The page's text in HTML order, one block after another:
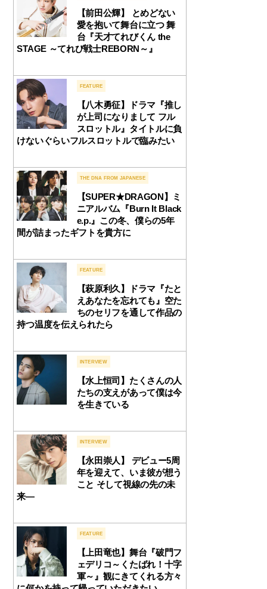
【前田公輝】 とめどない
愛を抱いて舞台に立つ 舞
台『天才てれびくん the
STAGE ～てれび戦士REBORN～』
FEATURE
【八木勇征】ドラマ『推し
が上司になりまして フル
スロットル』タイトルに負
けないぐらいフルスロットルで臨みたい
THE DNA FROM JAPANESE
【SUPER★DRAGON】ミ
ニアルバム『Burn It Black
e.p.』この冬、僕らの5年
間が詰まったギフトを貴方に
FEATURE
【萩原利久】ドラマ『たと
えあなたを忘れても』空た
ちのセリフを通して作品の
持つ温度を伝えられたら
INTERVIEW
【水上恒司】たくさんの人
たちの支えがあって僕は今
を生きている
INTERVIEW
【永田崇人】 デビュー5周
年を迎えて、いま彼が想う
こと そして視線の先の未
来―
FEATURE
【上田竜也】舞台『破門フ
ェデリコ～くたばれ！十字
軍～』観にきてくれる方々